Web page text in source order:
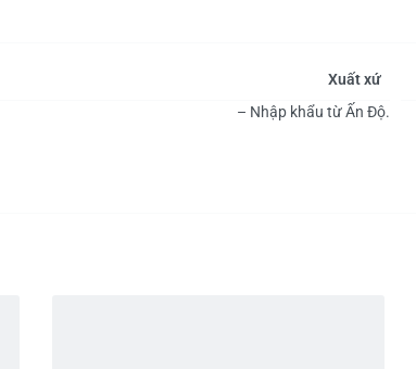
Xuất xứ
– Nhập khẩu từ Ấn Độ.